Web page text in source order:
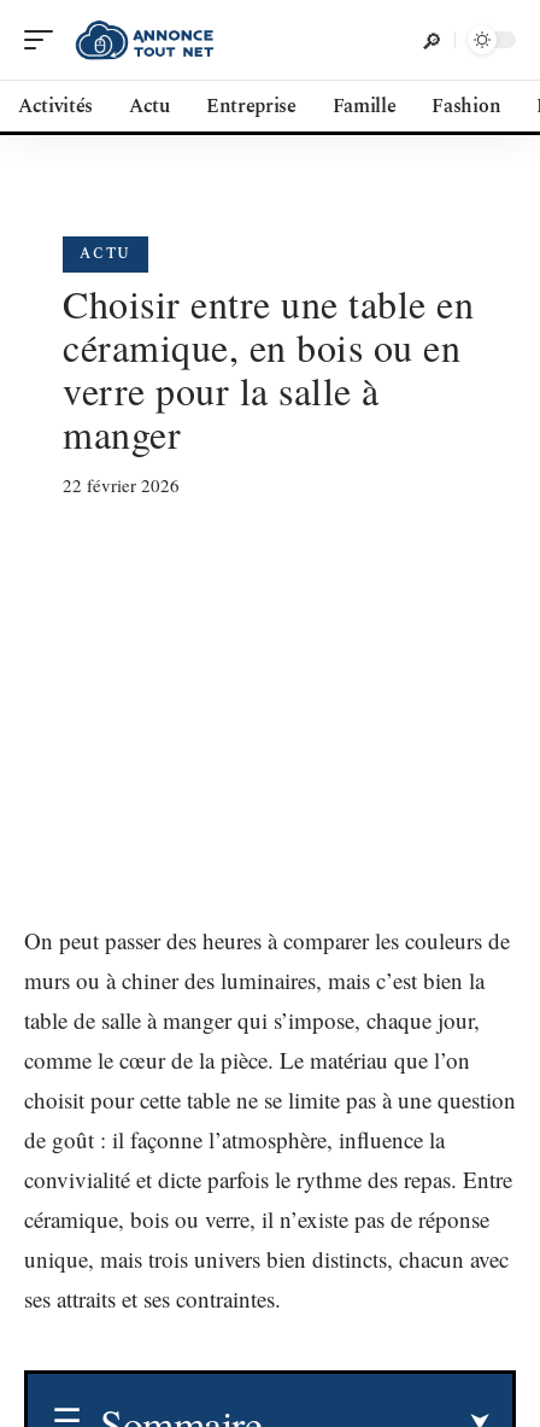
Activités Actu Entreprise Famille Fashion
ACTU
Choisir entre une table en
céramique, en bois ou en
verre pour la salle à
manger
22 février 2026
On peut passer des heures à comparer les couleurs de
murs ou à chiner des luminaires, mais c’est bien la
table de salle à manger qui s’impose, chaque jour,
comme le cœur de la pièce. Le matériau que l’on
choisit pour cette table ne se limite pas à une question
de goût : il façonne l’atmosphère, influence la
convivialité et dicte parfois le rythme des repas. Entre
céramique, bois ou verre, il n’existe pas de réponse
unique, mais trois univers bien distincts, chacun avec
ses attraits et ses contraintes.